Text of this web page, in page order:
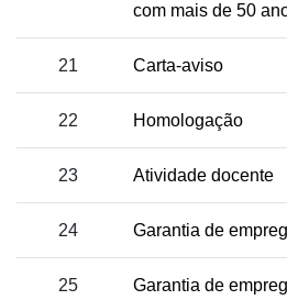
com mais de 50
21 Carta-aviso
22 Homologação
23 Atividade docente
24 Garantia de
25
Garantia de